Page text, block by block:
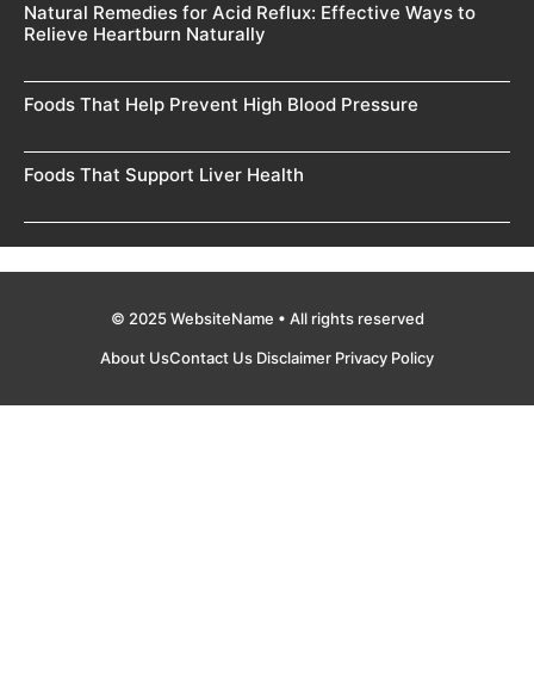
Natural Remedies for Acid Reflux: Effective Ways to
Relieve Heartburn Naturally
Foods That Help Prevent High Blood Pressure
Foods That Support Liver Health
© 2025 WebsiteName • All rights reserved
About UsContact Us Disclaimer Privacy Policy